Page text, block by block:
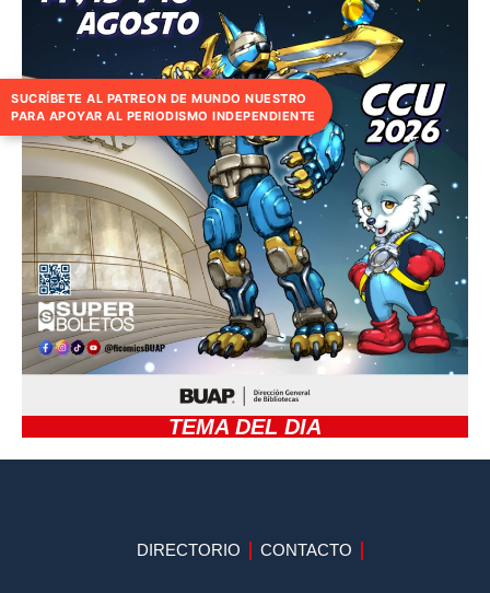
TEMA DEL DIA
DIRECTORIO CONTACTO
SUCRÍBETE AL PATREON DE MUNDO NUESTRO
PARA APOYAR AL PERIODISMO INDEPENDIENTE